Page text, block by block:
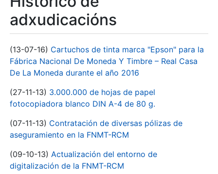
adxudicacións
(13-07-16) Cartuchos de tinta marca "Epson" para la
Fábrica Nacional De Moneda Y Timbre – Real Casa
De La Moneda durante el año 2016
(27-11-13) 3.000.000 de hojas de papel
fotocopiadora blanco DIN A-4 de 80 g.
(07-11-13) Contratación de diversas pólizas de
aseguramiento en la FNMT-RCM
(09-10-13) Actualización del entorno de
digitalización de la FNMT-RCM